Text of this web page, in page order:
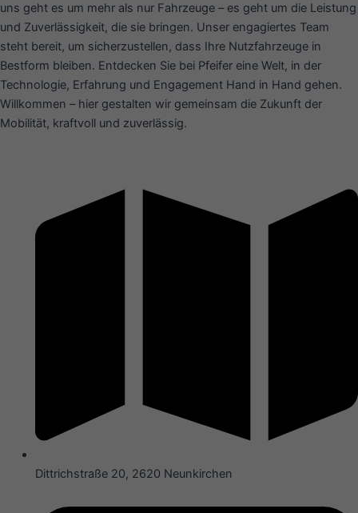
uns geht es um mehr als nur Fahrzeuge – es geht um die Leistung
und Zuverlässigkeit, die sie bringen. Unser engagiertes Team
steht bereit, um sicherzustellen, dass Ihre Nutzfahrzeuge in
Bestform bleiben. Entdecken Sie bei Pfeifer eine Welt, in der
Technologie, Erfahrung und Engagement Hand in Hand gehen.
Willkommen – hier gestalten wir gemeinsam die Zukunft der
Mobilität, kraftvoll und zuverlässig.
Dittrichstraße 20, 2620 Neunkirchen